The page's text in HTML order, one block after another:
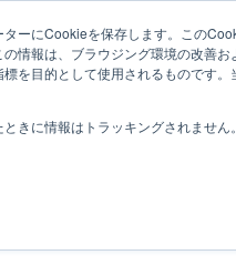
ーにCookieを保存します。この
情報は、ブラウジング環境の改善
を目的として使用されるものです。
きに情報はトラッキングされませ
ナレッ
ジ
関連ペー
ジ
機能とは